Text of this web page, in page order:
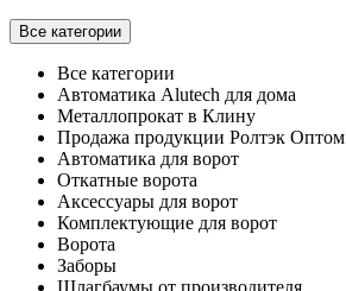
Все категории
Все категории
Автоматика Alutech для дома
Металлопрокат в Клину
Продажа продукции Ролтэк Оптом
Автоматика для ворот
Откатные ворота
Аксессуары для ворот
Комплектующие для ворот
Ворота
Заборы
Шлагбаумы от производителя